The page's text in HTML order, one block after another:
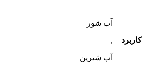
کاربرد
آب شور
,
آب شیرین